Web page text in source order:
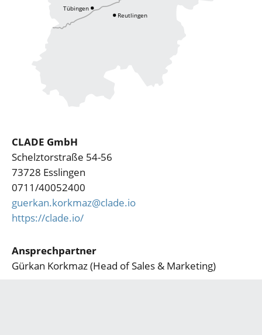
CLADE GmbH
Schelztorstraße 54-56
73728 Esslingen
0711/40052400
guerkan.korkmaz@clade.io
https://clade.io/
Ansprechpartner
Gürkan Korkmaz (Head of Sales & Marketing)